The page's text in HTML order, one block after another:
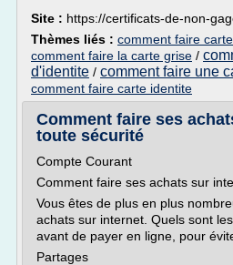
Site : https://certificats-de-non-
Thèmes liés : comment faire
comment faire la carte grise /
d'identite / comment faire une
comment faire carte identite
Comment faire ses
toute sécurité
Compte Courant
Comment faire ses achats sur
Vous êtes de plus en plus
achats sur internet. Quels sont
avant de payer en ligne, pour
Partages